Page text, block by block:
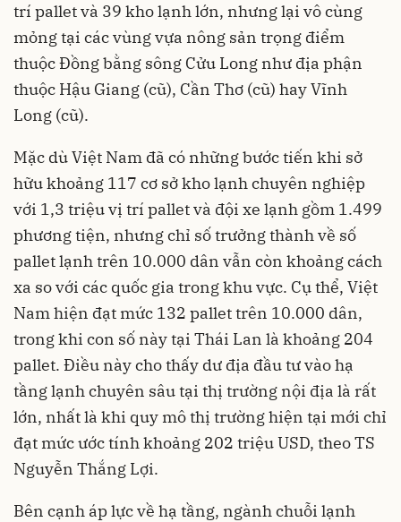
trí pallet và 39 kho lạnh lớn, nhưng lại vô cùng
mỏng tại các vùng vựa nông sản trọng điểm
thuộc Đồng bằng sông Cửu Long như địa phận
thuộc Hậu Giang (cũ), Cần Thơ (cũ) hay Vĩnh
Long (cũ).
Mặc dù Việt Nam đã có những bước tiến khi sở
hữu khoảng 117 cơ sở kho lạnh chuyên nghiệp
với 1,3 triệu vị trí pallet và đội xe lạnh gồm 1.499
phương tiện, nhưng chỉ số trưởng thành về số
pallet lạnh trên 10.000 dân vẫn còn khoảng cách
xa so với các quốc gia trong khu vực. Cụ thể, Việt
Nam hiện đạt mức 132 pallet trên 10.000 dân,
trong khi con số này tại Thái Lan là khoảng 204
pallet. Điều này cho thấy dư địa đầu tư vào hạ
tầng lạnh chuyên sâu tại thị trường nội địa là rất
lớn, nhất là khi quy mô thị trường hiện tại mới chỉ
đạt mức ước tính khoảng 202 triệu USD, theo TS
Nguyễn Thắng Lợi.
Bên cạnh áp lực về hạ tầng, ngành chuỗi lạnh